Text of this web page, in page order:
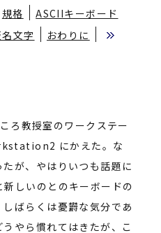
規格
ASCIIキーボード
文字 おわりに
ろ教授室のワークステー
にかえた。な
が、やはりいつも話題に
しいのとのキーボードの
ばらくは憂欝な気分であ
やら慣れてはきたが、こ